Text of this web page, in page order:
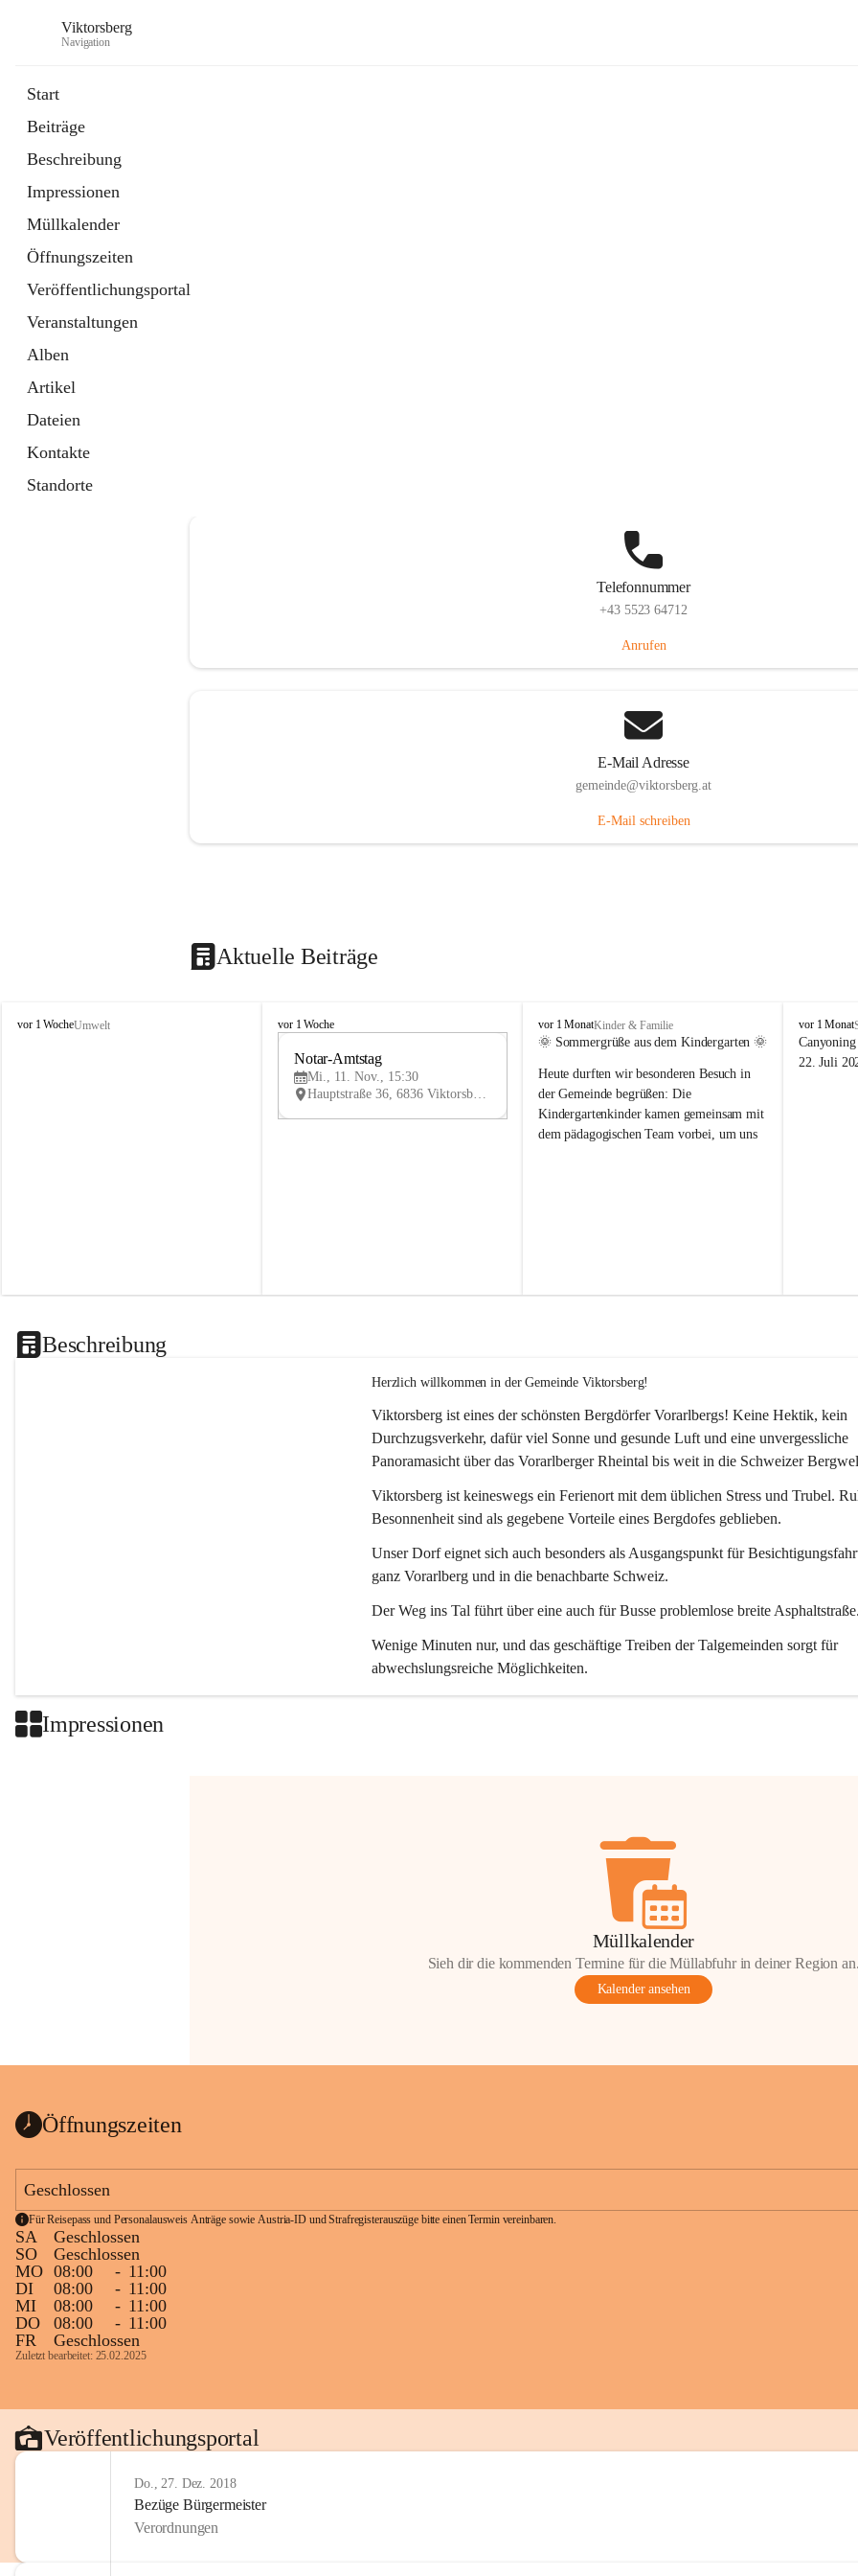
Viktorsberg
Navigation
Start
Beiträge
Beschreibung
Impressionen
Müllkalender
Öffnungszeiten
Veröffentlichungsportal
Veranstaltungen
Alben
Artikel
Dateien
Kontakte
Standorte
Telefonnummer
+43 5523 64712
Anrufen
E-Mail Adresse
gemeinde@viktorsberg.at
E-Mail schreiben
Aktuelle Beiträge
V
vor 1 WocheUmwelt
V
vor 1 Woche
V
Notar-Amtstag
Mi., 11. Nov., 15:30
Hauptstraße 36, 6836 Viktorsberg, AUT
V
i
t
o
r
s
vor 1 MonatKinder & Familie
🌞 Sommergrüße aus dem Kindergarten 🌞
Heute durften wir besonderen Besuch in
der Gemeinde begrüßen: Die
Kindergartenkinder kamen gemeinsam mit
dem pädagogischen Team vorbei, um uns
V
i
k
vor 1 Monat
22. Juli
Beschreibung
Herzlich willkommen in der Gemeinde Viktorsberg!
Viktorsberg ist eines der schönsten Bergdörfer Vorarlbergs! Keine Hektik, kein
Durchzugsverkehr, dafür viel Sonne und gesunde Luft und eine unvergessliche
Panoramasicht über das Vorarlberger Rheintal bis weit in die Schweizer
Viktorsberg ist keineswegs ein Ferienort mit dem üblichen Stress und Trubel.
Besonnenheit sind als gegebene Vorteile eines Bergdofes geblieben.
Unser Dorf eignet sich auch besonders als Ausgangspunkt für
ganz Vorarlberg und in die benachbarte Schweiz.
Der Weg ins Tal führt über eine auch für Busse problemlose breite
Wenige Minuten nur, und das geschäftige Treiben der Talgemeinden sorgt für
abwechslungsreiche Möglichkeiten.
Impressionen
Müllkalender
Sieh dir die kommenden Termine für die Müllabfuhr in deiner Region
Kalender ansehen
Öffnungszeiten
Geschlossen
Für Reisepass und Personalausweis Anträge sowie Austria-ID und Strafregisterauszüge bitte einen Termin vereinbaren.
SA
Geschlossen
SO
Geschlossen
MO 08:00 - 11:00
DI
08:00 - 11:00
MI
08:00 - 11:00
DO
08:00 - 11:00
FR
Geschlossen
Zuletzt bearbeitet: 25.02.2025
Veröffentlichungsportal
Do., 27. Dez. 2018
Bezüge Bürgermeister
Verordnungen